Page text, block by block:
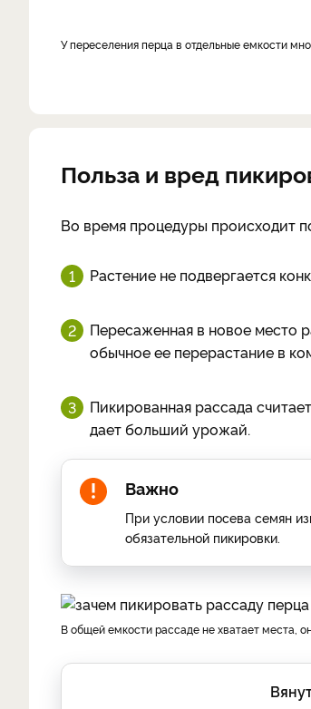
У переселения перца в отдельные емкости
Польза и вред
Во время процедуры происходит
Растение не подвергается
Пересаженная в новое место
обычное ее перерастание в
Пикированная рассада
дает больший урожай.
Важно
При условии посева семян
обязательной пикировки.
В общей емкости рассаде не хватает места,